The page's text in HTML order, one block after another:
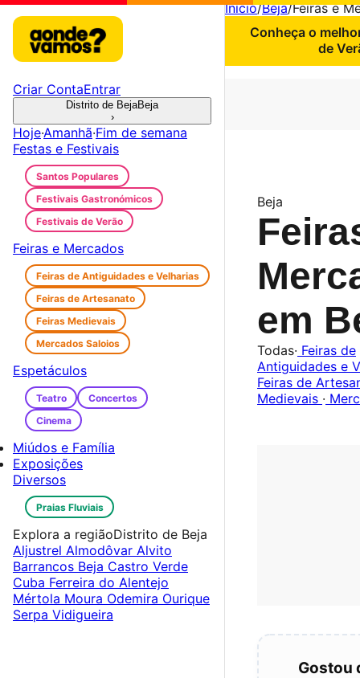
Início/Beja/Feiras e
Conheça o
de
Beja
em
Todas· Feiras de
Antiguidades e
Feiras de
Medievais ·
Gostou
Criar ContaEntrar
Distrito de BejaBeja
›
Hoje·Amanhã·Fim de semana
Festas e Festivais
Santos Populares
Festivais Gastronómicos
Festivais de Verão
Feiras e Mercados
Feiras de Antiguidades e Velharias
Feiras de Artesanato
Feiras Medievais
Mercados Saloios
Espetáculos
Teatro
Concertos
Cinema
Miúdos e Família
Exposições
Diversos
Praias Fluviais
Explora a regiãoDistrito de Beja
Aljustrel Almodôvar Alvito
Barrancos Beja Castro Verde
Cuba Ferreira do Alentejo
Mértola Moura Odemira Ourique
Serpa Vidigueira